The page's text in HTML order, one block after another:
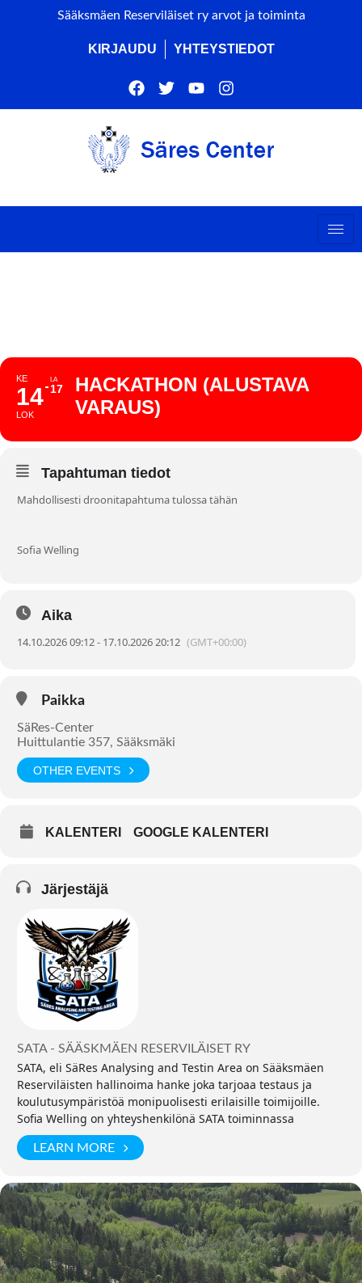
Sääksmäen Reserviläiset ry arvot ja toiminta
KIRJAUDU YHTEYSTIEDOT
KE
14
LOK
LA
17
HACKATHON (ALUSTAVA
VARAUS)
Tapahtuman tiedot
Mahdollisesti droonitapahtuma tulossa tähän
Sofia Welling
Aika
14.10.2026 09:12 - 17.10.2026 20:12 (GMT+00:00)
Paikka
SäRes-Center
Huittulantie 357, Sääksmäki
OTHER EVENTS
KALENTERI GOOGLE KALENTERI
Järjestäjä
SATA - SÄÄSKMÄEN RESERVILÄISET RY
SATA, eli SäRes Analysing and Testin Area on Sääksmäen
Reserviläisten hallinoima hanke joka tarjoaa testaus ja
koulutusympäristöä monipuolisesti erilaisille toimijoille.
Sofia Welling on yhteyshenkilönä SATA toiminnassa
LEARN MORE